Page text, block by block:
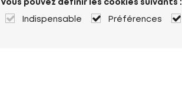
Vous pouvez définir les cookies suivants :
Indispensable Préférences